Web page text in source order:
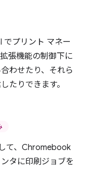
でプリント マネー
張機能の制御下に
わせたり、それら
たりできます。
て、Chromebook
タに印刷ジョブを